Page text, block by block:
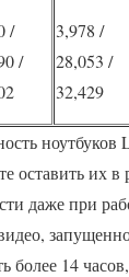
/
/
3,978 /
28,053 /
32,429
ноутбуков
оставить их
даже при
более 14